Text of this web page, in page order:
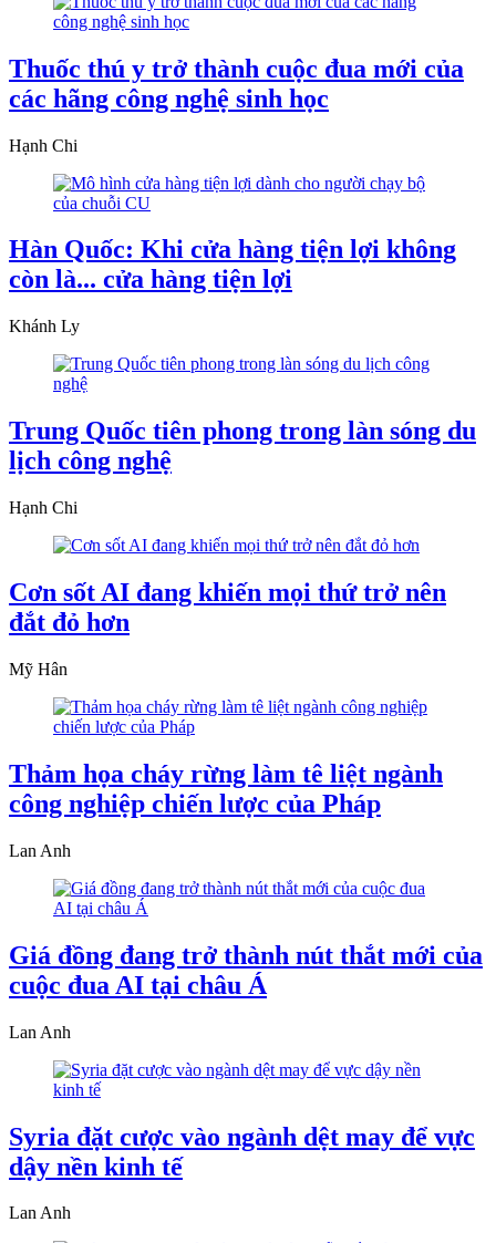
Thuốc thú y trở thành cuộc đua mới của
các hãng công nghệ sinh học
Hạnh Chi
Hàn Quốc: Khi cửa hàng tiện lợi không
còn là... cửa hàng tiện lợi
Khánh Ly
Trung Quốc tiên phong trong làn sóng du
lịch công nghệ
Hạnh Chi
Cơn sốt AI đang khiến mọi thứ trở nên
đắt đỏ hơn
Mỹ Hân
Thảm họa cháy rừng làm tê liệt ngành
công nghiệp chiến lược của Pháp
Lan Anh
Giá đồng đang trở thành nút thắt mới của
cuộc đua AI tại châu Á
Lan Anh
Syria đặt cược vào ngành dệt may để vực
dậy nền kinh tế
Lan Anh